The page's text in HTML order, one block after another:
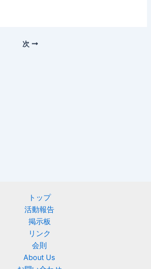
次
トップ
活動報告
掲示板
リンク
会則
About Us